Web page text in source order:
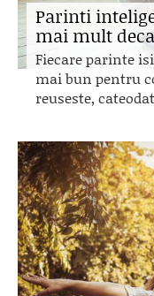
Parinti
mai mult
Fiecare parinte
mai bun pentru
reuseste,